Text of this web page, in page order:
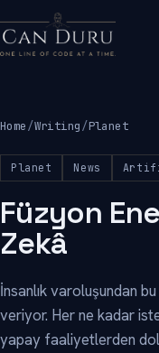
Home/Writing/Planet
Planet News
Füzyon
Zekâ
İnsanlık varoluşundan
veriyor. Her ne kadar
yapay faaliyetlerden